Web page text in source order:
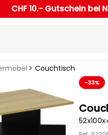
CHF 10.- Gutschein bei
Couchtisch
-33%